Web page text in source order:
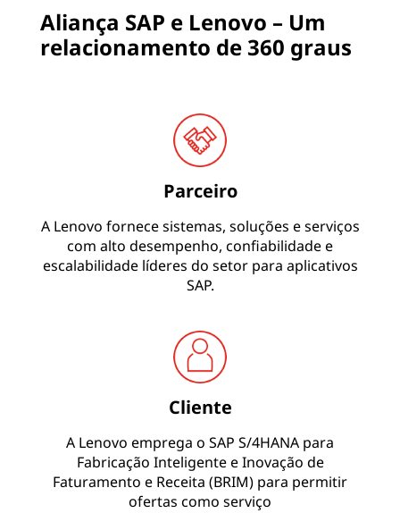
Aliança SAP e Lenovo – Um
relacionamento de 360 graus
Parceiro
A Lenovo fornece sistemas, soluções e serviços
com alto desempenho, confiabilidade e
escalabilidade líderes do setor para aplicativos
SAP.
Cliente
A Lenovo emprega o SAP S/4HANA para
Fabricação Inteligente e Inovação de
Faturamento e Receita (BRIM) para permitir
ofertas como serviço